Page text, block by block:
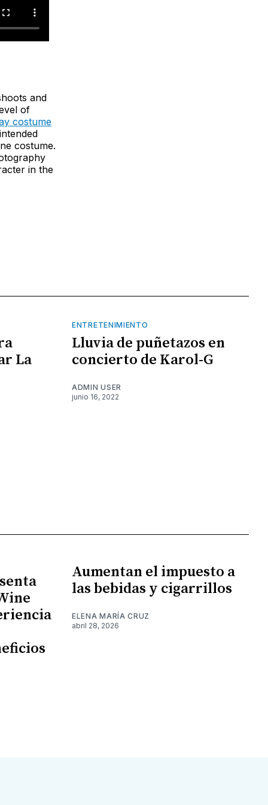
and
of
costume
costume.
in the
La
ENTRETENIMIENTO
Lluvia de puñetazos en
concierto de Karol-G
ADMIN USER
junio 16, 2022
Aumentan el impuesto a
las bebidas y cigarrillos
ELENA MARÍA CRUZ
abril 28, 2026